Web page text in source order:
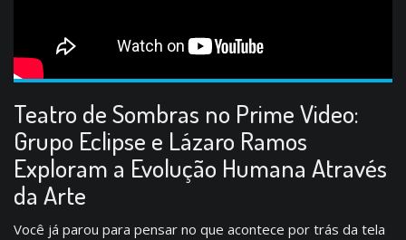
Teatro de Sombras no Prime Video:
Grupo Eclipse e Lázaro Ramos
Exploram a Evolução Humana Através
da Arte
Você já parou para pensar no que acontece por trás da tela